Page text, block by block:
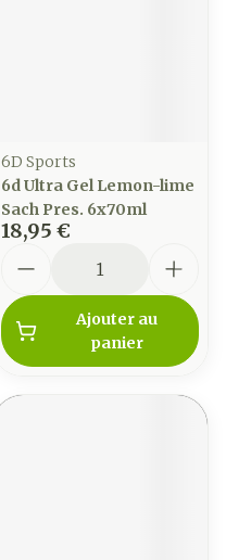
6D Sports
6d Ultra Gel Lemon-lime
Sach Pres. 6x70ml
18,95 €
Ajouter au
panier